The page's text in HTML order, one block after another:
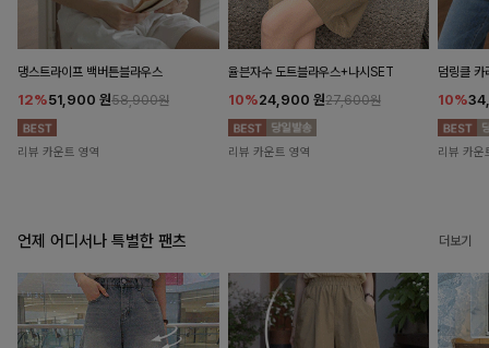
댕스트라이프 백버튼블라우스
12%51,900 원58,900원
리뷰 카운트 영역
율븐자수 도트블라우스+나시SET
10%24,900 원27,600원
리뷰 카운트 영역
덤링클 카
10%
리뷰 카운
언제 어디서나 특별한 팬츠 더보기